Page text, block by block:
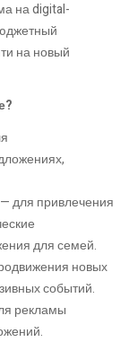
на digital-
на новый
— для привлечения
для семей.
новых
событий.
рекламы